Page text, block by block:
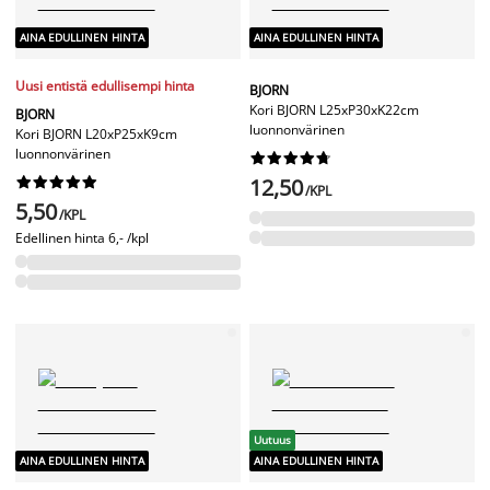
AINA EDULLINEN HINTA
Uusi entistä edullisempi hinta
BJORN
Kori BJORN L20xP25xK9cm
luonnonvärinen






5,50/KPL
Edellinen hinta 6,- /kpl
AINA EDULLINEN HINTA
BJORN
Kori BJORN L25xP30xK22cm
luonnonvärinen






12,50/KPL
AINA EDULLINEN HINTA
Uutuus
AINA EDULLINEN HINTA